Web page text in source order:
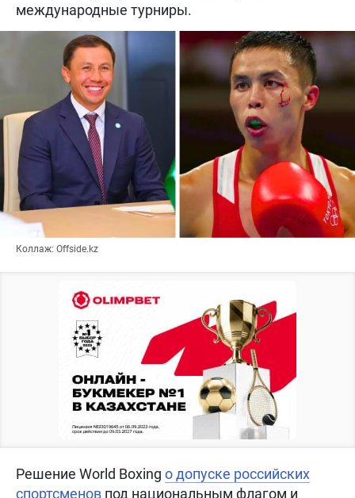
международные турниры.
Коллаж: Offside.kz
Решение World Boxing о допуске российских
спортсменов под национальным флагом и